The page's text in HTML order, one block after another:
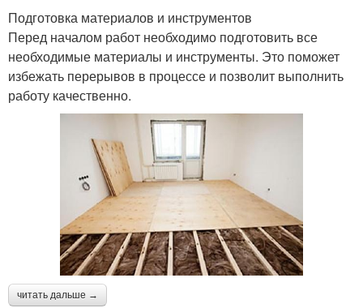
Подготовка материалов и инструментов
Перед началом работ необходимо подготовить все
необходимые материалы и инструменты. Это поможет
избежать перерывов в процессе и позволит выполнить
работу качественно.
читать дальше →